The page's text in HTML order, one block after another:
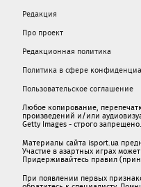
Редакция
Про проект
Редакционная политика
Политика в сфере
Пользовательское соглашение
Любое копирование,
произведений и/или
Getty Images - строго запрещено.
Материалы сайта isport.ua
Участие в азартных играх
Придерживайтесь правил
При появлении первых